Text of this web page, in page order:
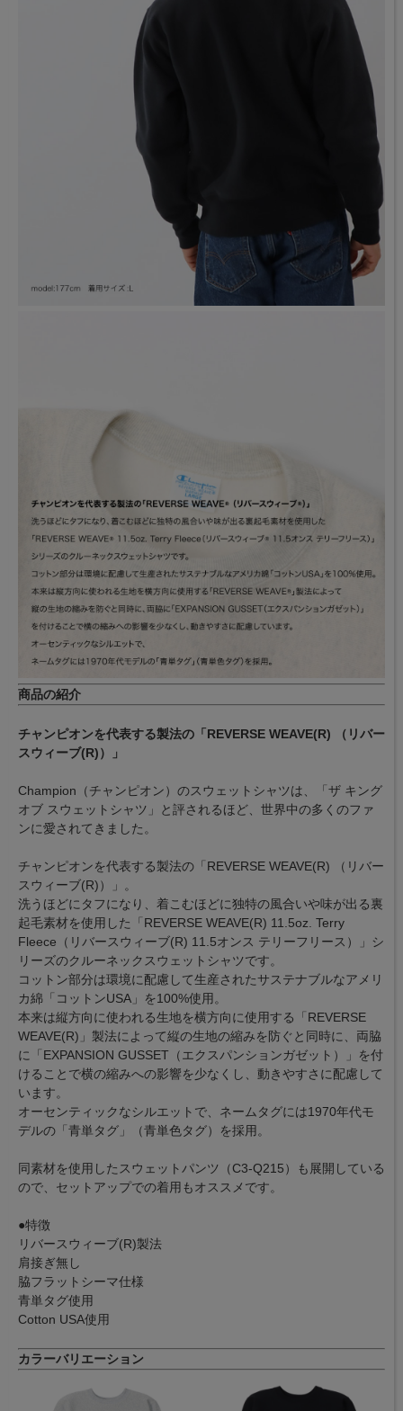
商品の紹介
チャンピオンを代表する製法の「REVERSE WEAVE(R) （リバー
スウィーブ(R)）」
Champion（チャンピオン）のスウェットシャツは、「ザ キング
オブ スウェットシャツ」と評されるほど、世界中の多くのファ
ンに愛されてきました。
チャンピオンを代表する製法の「REVERSE WEAVE(R) （リバー
スウィーブ(R)）」。
洗うほどにタフになり、着こむほどに独特の風合いや味が出る裏
起毛素材を使用した「REVERSE WEAVE(R) 11.5oz. Terry
Fleece（リバースウィーブ(R) 11.5オンス テリーフリース）」シ
リーズのクルーネックスウェットシャツです。
コットン部分は環境に配慮して生産されたサステナブルなアメリ
カ綿「コットンUSA」を100%使用。
本来は縦方向に使われる生地を横方向に使用する「REVERSE
WEAVE(R)」製法によって縦の生地の縮みを防ぐと同時に、両脇
に「EXPANSION GUSSET（エクスパンションガゼット）」を付
けることで横の縮みへの影響を少なくし、動きやすさに配慮して
います。
オーセンティックなシルエットで、ネームタグには1970年代モ
デルの「青単タグ」（青単色タグ）を採用。
同素材を使用したスウェットパンツ（C3-Q215）も展開している
ので、セットアップでの着用もオススメです。
●特徴
リバースウィーブ(R)製法
肩接ぎ無し
脇フラットシーマ仕様
青単タグ使用
Cotton USA使用
カラーバリエーション